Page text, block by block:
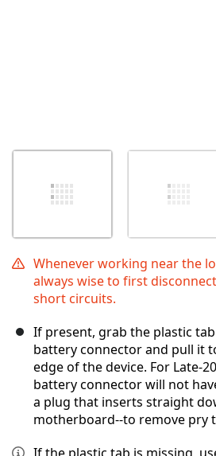
Whenever working near the
always wise to first
short circuits.
If present, grab the plastic
battery connector and pull it
edge of the device. For Late-
battery connector will not
a plug that inserts straight
motherboard--to remove pry